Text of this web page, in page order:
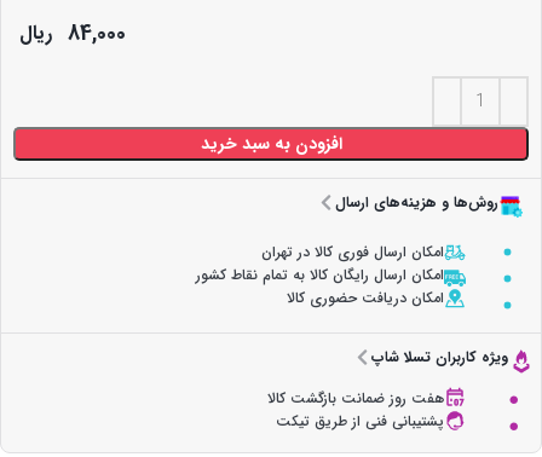
84,000 ریال
افزودن به سبد خرید
روش‌ها و هزینه‌های ارسال
امکان ارسال فوری کالا در تهران
امکان ارسال رایگان کالا به تمام نقاط کشور
امکان دریافت حضوری کالا
ویژه کاربران تسلا شاپ
هفت روز ضمانت بازگشت کالا
پشتیبانی فنی از طریق تیکت